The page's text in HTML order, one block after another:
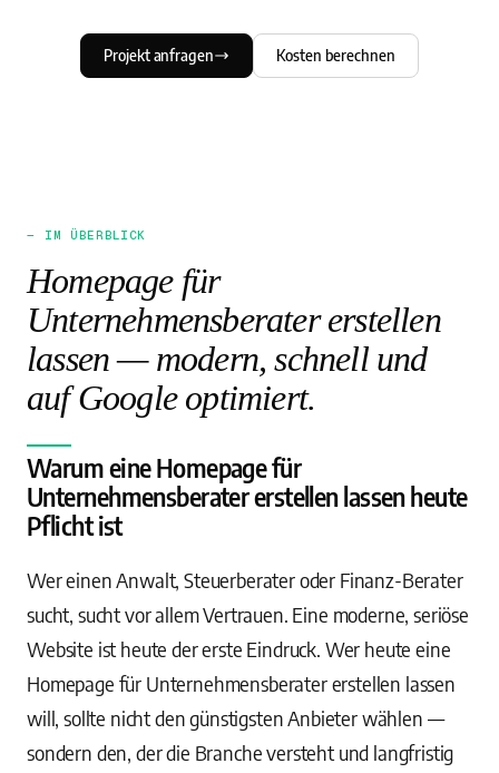
Projekt anfragen Kosten berechnen
— IM ÜBERBLICK
Homepage für
Unternehmensberater erstellen
lassen — modern, schnell und
auf Google optimiert.
Warum eine Homepage für
Unternehmensberater erstellen lassen heute
Pflicht ist
Wer einen Anwalt, Steuerberater oder Finanz-Berater
sucht, sucht vor allem Vertrauen. Eine moderne, seriöse
Website ist heute der erste Eindruck. Wer heute eine
Homepage für Unternehmensberater erstellen lassen
will, sollte nicht den günstigsten Anbieter wählen —
sondern den, der die Branche versteht und langfristig